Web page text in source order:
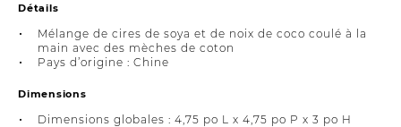
Détails
Mélange de cires de soya et de noix de coco coulé à la
main avec des mèches de coton
Pays d’origine : Chine
Dimensions
Dimensions globales : 4,75 po L x 4,75 po P x 3 po H